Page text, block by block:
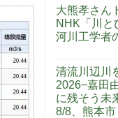
大熊孝さん
NHK「川と
河川工学者
清流川辺川
2026−嘉田
に残そう未
8/8、熊本市